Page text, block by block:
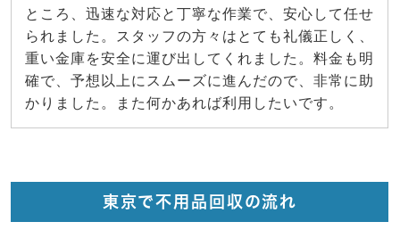
ところ、迅速な対応と丁寧な作業で、安心して任せ
られました。スタッフの方々はとても礼儀正しく、
重い金庫を安全に運び出してくれました。料金も明
確で、予想以上にスムーズに進んだので、非常に助
かりました。また何かあれば利用したいです。
東京で不用品回収の流れ